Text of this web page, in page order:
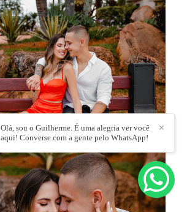
✕
Olá, sou o Guilherme. É uma alegria ver você
aqui! Converse com a gente pelo WhatsApp!